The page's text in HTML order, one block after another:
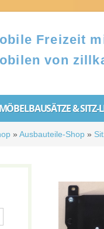
Freizeit
von
MÖBELBAUSÄTZE & SITZ-
» Ausbauteile-Shop »